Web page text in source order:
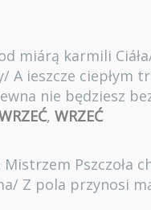
miárą karmili
A ieszcze ciepłym
nie będziesz
, WRZEĆ
Mistrzem
Z pola przynosi